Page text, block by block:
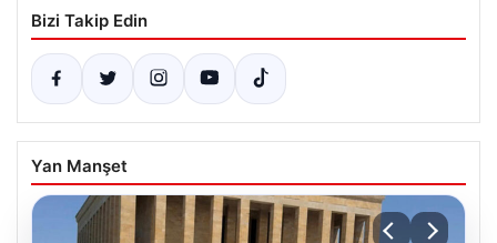
Bizi Takip Edin
Yan Manşet